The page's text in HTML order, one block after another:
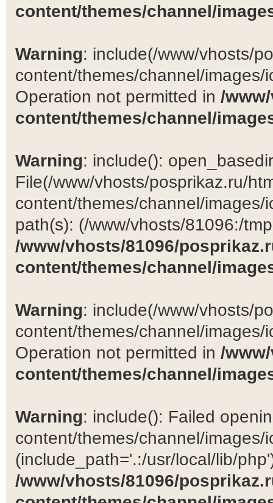
content/themes/channel/
Warning: include(/www/vhosts/
content/themes/channel/
Operation not permitted in /
content/themes/channel/
Warning: include():
File(/www/vhosts/posprikaz.ru/
content/themes/channel/
path(s): (/www/vhosts/81096:/
/www/vhosts/81096/
content/themes/channel/
Warning: include(/www/vhosts/
content/themes/channel/
Operation not permitted in /
content/themes/channel/
Warning: include(): Failed
content/themes/channel/images/
(include_path='.:/usr/local/lib/
/www/vhosts/81096/